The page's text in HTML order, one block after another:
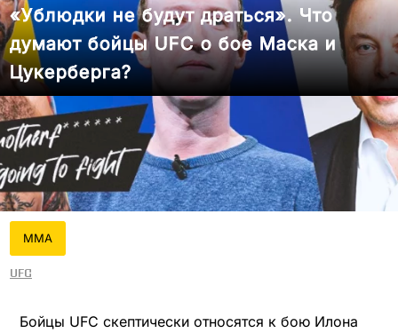
«Ублюдки не будут драться». Что
думают бойцы UFC о бое Маска и
Цукерберга?
MMA
UFC
Бойцы UFC скептически относятся к бою Илона